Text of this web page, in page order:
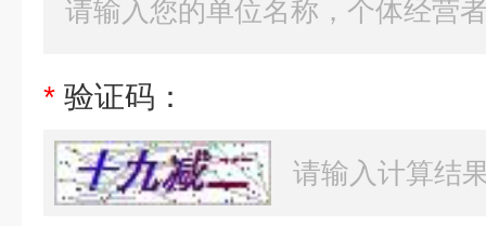
* 验证码：